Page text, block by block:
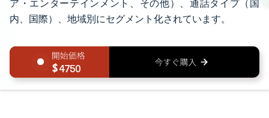
ア・エンターテインメント、その他）、通話タイプ（国
内、国際）、地域別にセグメント化されています。
4750